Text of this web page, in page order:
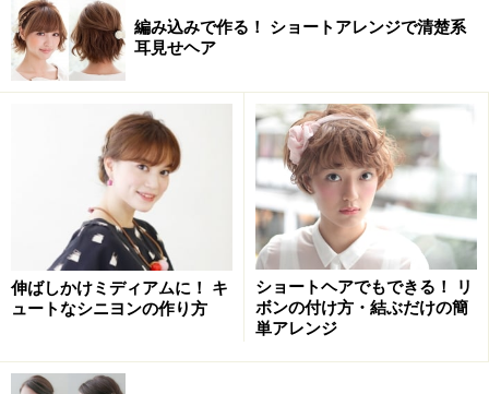
編み込みで作る！ ショートアレンジで清楚系
耳見せヘア
伸ばしかけミディアムに！ キ
ュートなシニヨンの作り方
ショートヘアでもできる！ リ
ボンの付け方・結ぶだけの簡
単アレンジ